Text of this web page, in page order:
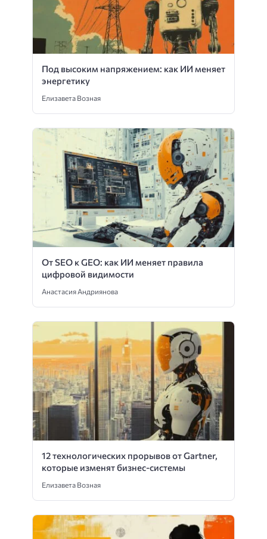
Под высоким напряжением: как ИИ меняет
энергетику
Елизавета Возная
От SEO к GEO: как ИИ меняет правила
цифровой видимости
Анастасия Андриянова
12 технологических прорывов от Gartner,
которые изменят бизнес-системы
Елизавета Возная